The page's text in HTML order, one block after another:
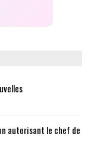
autorisant le chef de